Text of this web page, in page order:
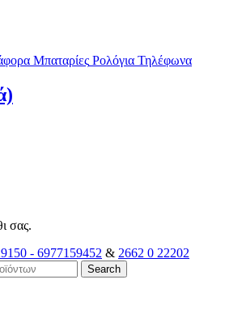
Μπαταρίες Ρολόγια Τηλέφωνα
σας.
- 6977159452 & 2662 0 22202